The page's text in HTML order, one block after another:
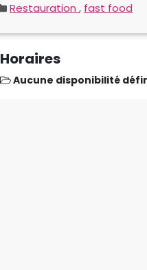
Restauration , fast food
Horaires
Aucune disponibilité